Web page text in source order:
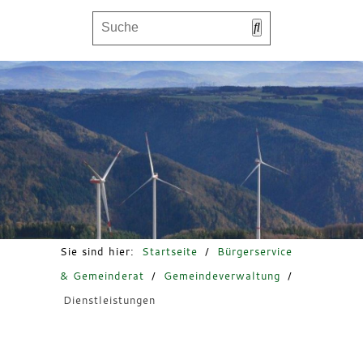
Bürgerservice & Gemeinderat
Leben in Hasel
Freizeit & Tourismus
Sie sind hier: Startseite /
Bürgerservice
& Gemeinderat
/ Gemeindeverwaltung
/
Dienstleistungen